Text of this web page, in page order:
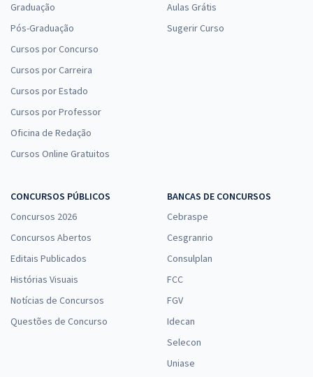
Graduação
Pós-Graduação
Cursos por Concurso
Cursos por Carreira
Cursos por Estado
Cursos por Professor
Oficina de Redação
Cursos Online Gratuitos
Aulas Grátis
Sugerir Curso
CONCURSOS PÚBLICOS
Concursos 2026
Concursos Abertos
Editais Publicados
Histórias Visuais
Notícias de Concursos
Questões de Concurso
BANCAS DE CONCURSOS
Cebraspe
Cesgranrio
Consulplan
FCC
FGV
Idecan
Selecon
Uniase